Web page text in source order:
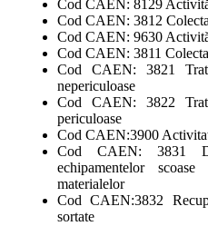
Cod CAEN: 8129
Cod CAEN: 3812
Cod CAEN: 9630
Cod CAEN: 3811
Cod CAEN: 3821
nepericuloase
Cod CAEN: 3822
periculoase
Cod CAEN:3900
Cod CAEN: 3831
echipamentelor
materialelor
Cod CAEN:3832
sortate